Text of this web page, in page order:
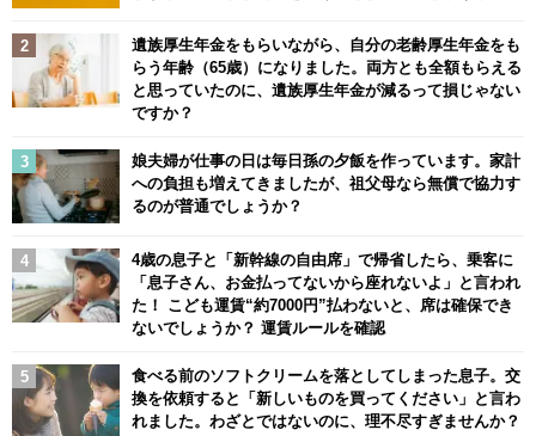
遺族厚生年金をもらいながら、自分の老齢厚生年金をも
らう年齢（65歳）になりました。両方とも全額もらえる
と思っていたのに、遺族厚生年金が減るって損じゃない
ですか？
娘夫婦が仕事の日は毎日孫の夕飯を作っています。家計
への負担も増えてきましたが、祖父母なら無償で協力す
るのが普通でしょうか？
4歳の息子と「新幹線の自由席」で帰省したら、乗客に
「息子さん、お金払ってないから座れないよ」と言われ
た！ こども運賃“約7000円”払わないと、席は確保でき
ないでしょうか？ 運賃ルールを確認
食べる前のソフトクリームを落としてしまった息子。交
換を依頼すると「新しいものを買ってください」と言わ
れました。わざとではないのに、理不尽すぎませんか？